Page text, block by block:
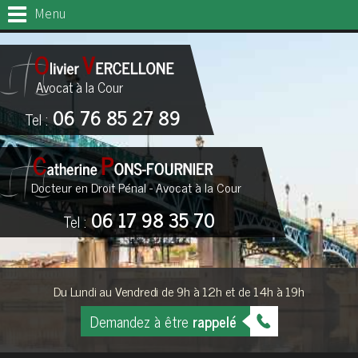
Menu
Avocat à la Cour
Tel :06 76 85 27 89
Docteur en Droit Pénal - Avocat à la Cour
Tel :06 17 98 35 70
Du Lundi au Vendredi de 9h à 12h et de 14h à 19h
Demandez à être rappelé